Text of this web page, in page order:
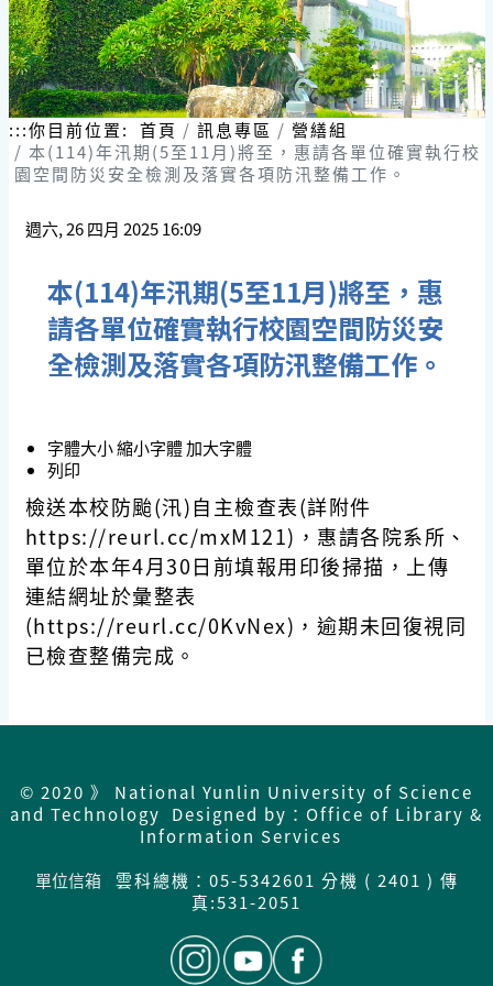
:::你目前位置: 首頁 訊息專區
營繕組
本(114)年汛期(5至11月)將至，惠請各單位確實執行校
園空間防災安全檢測及落實各項防汛整備工作。
週六, 26 四月 2025 16:09
本(114)年汛期(5至11月)將至，惠
請各單位確實執行校園空間防災安
全檢測及落實各項防汛整備工作。
字體大小縮小字體加大字體
列印
檢送本校防颱(汛)自主檢查表(詳附件
https://reurl.cc/mxM121)，惠請各院系所、
單位於本年4月30日前填報用印後掃描，上傳
連結網址於彙整表
(https://reurl.cc/0KvNex)，逾期未回復視同
已檢查整備完成。
© 2020 》 National Yunlin University of Science
and Technology Designed by：Office of Library &
Information Services
單位信箱
雲科總機：05-5342601 分機 ( 2401 ) 傳
真:531-2051